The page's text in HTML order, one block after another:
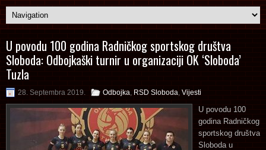
U povodu 100 godina Radničkog sportskog društva
Sloboda: Odbojkaški turnir u organizaciji OK ‘Sloboda’
Tuzla
28. Septembra 2019. Odbojka RSD Sloboda Vijesti
U povodu 100
godina Radničkog
sportskog društva
Sloboda u